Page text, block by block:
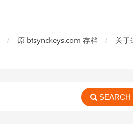
原 btsynckeys.com 存档 关于
SEARCH